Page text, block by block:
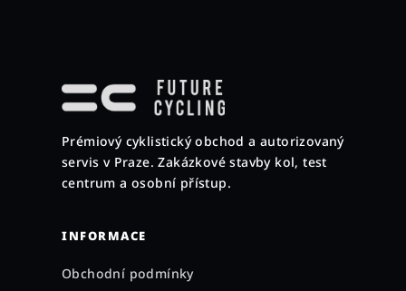
Prémiový cyklistický obchod a autorizovaný
servis v Praze. Zakázkové stavby kol, test
centrum a osobní přístup.
INFORMACE
Obchodní podmínky